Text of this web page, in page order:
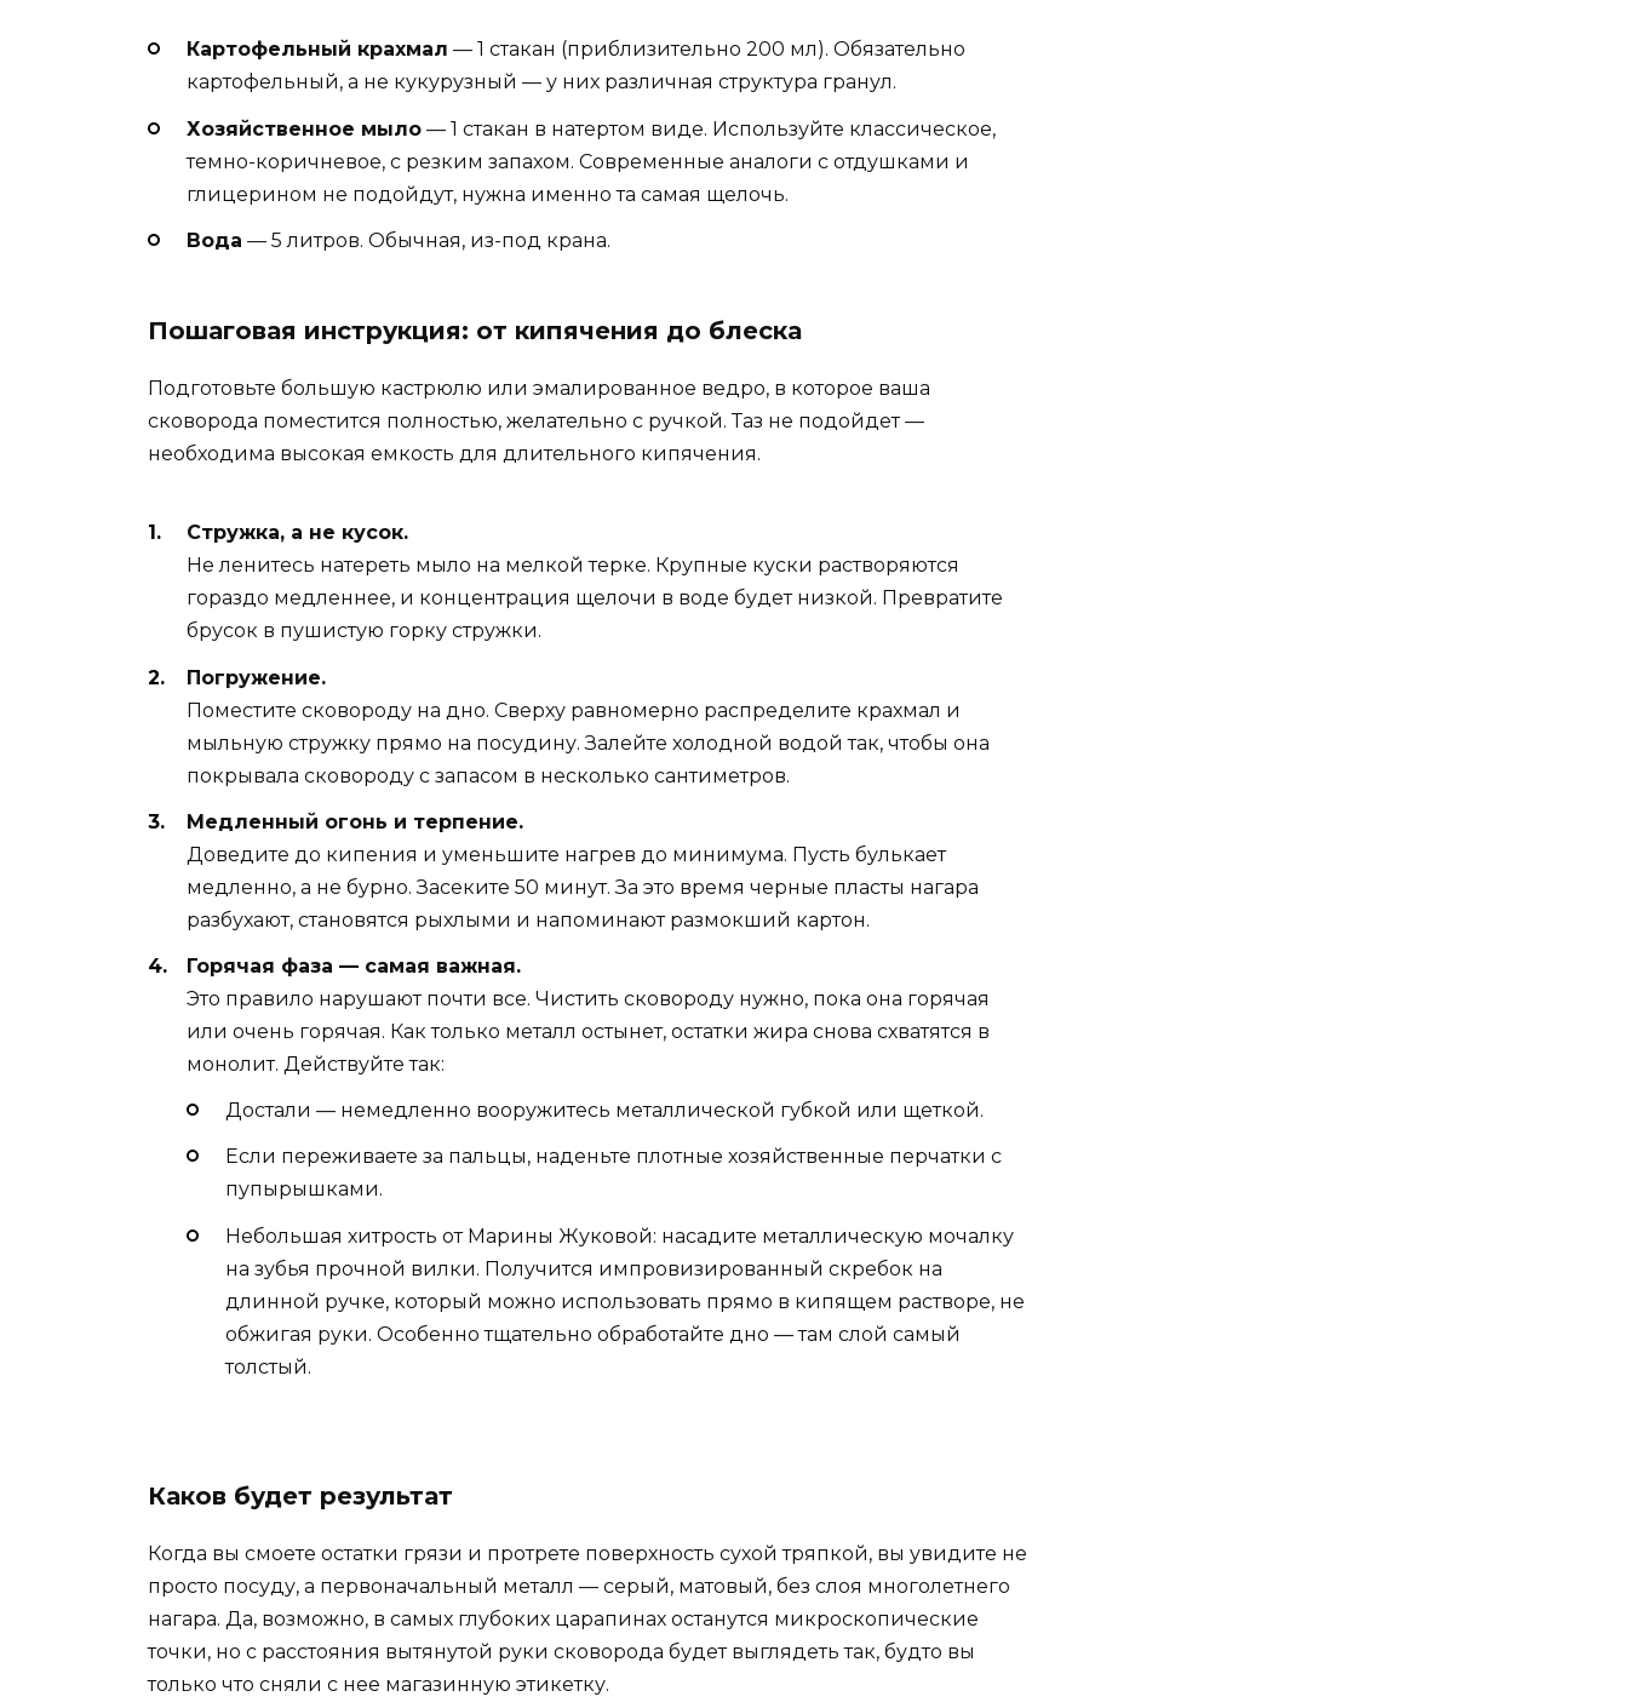
Картофельный крахмал — 1 стакан (приблизительно 200 мл). Обязательно
картофельный, а не кукурузный — у них различная структура гранул.
Хозяйственное мыло — 1 стакан в натертом виде. Используйте классическое,
темно-коричневое, с резким запахом. Современные аналоги с отдушками и
глицерином не подойдут, нужна именно та самая щелочь.
Вода — 5 литров. Обычная, из-под крана.
Пошаговая инструкция: от кипячения до блеска
Подготовьте большую кастрюлю или эмалированное ведро, в которое ваша
сковорода поместится полностью, желательно с ручкой. Таз не подойдет —
необходима высокая емкость для длительного кипячения.
Стружка, а не кусок.
Не ленитесь натереть мыло на мелкой терке. Крупные куски растворяются
гораздо медленнее, и концентрация щелочи в воде будет низкой. Превратите
брусок в пушистую горку стружки.
Погружение.
Поместите сковороду на дно. Сверху равномерно распределите крахмал и
мыльную стружку прямо на посудину. Залейте холодной водой так, чтобы она
покрывала сковороду с запасом в несколько сантиметров.
Медленный огонь и терпение.
Доведите до кипения и уменьшите нагрев до минимума. Пусть булькает
медленно, а не бурно. Засеките 50 минут. За это время черные пласты нагара
разбухают, становятся рыхлыми и напоминают размокший картон.
Горячая фаза — самая важная.
Это правило нарушают почти все. Чистить сковороду нужно, пока она горячая
или очень горячая. Как только металл остынет, остатки жира снова схватятся в
монолит. Действуйте так:
Достали — немедленно вооружитесь металлической губкой или щеткой.
Если переживаете за пальцы, наденьте плотные хозяйственные перчатки с
пупырышками.
Небольшая хитрость от Марины Жуковой: насадите металлическую мочалку
на зубья прочной вилки. Получится импровизированный скребок на
длинной ручке, который можно использовать прямо в кипящем растворе, не
обжигая руки. Особенно тщательно обработайте дно — там слой самый
толстый.
Каков будет результат
Когда вы смоете остатки грязи и протрете поверхность сухой тряпкой, вы увидите не
просто посуду, а первоначальный металл — серый, матовый, без слоя многолетнего
нагара. Да, возможно, в самых глубоких царапинах останутся микроскопические
точки, но с расстояния вытянутой руки сковорода будет выглядеть так, будто вы
только что сняли с нее магазинную этикетку.